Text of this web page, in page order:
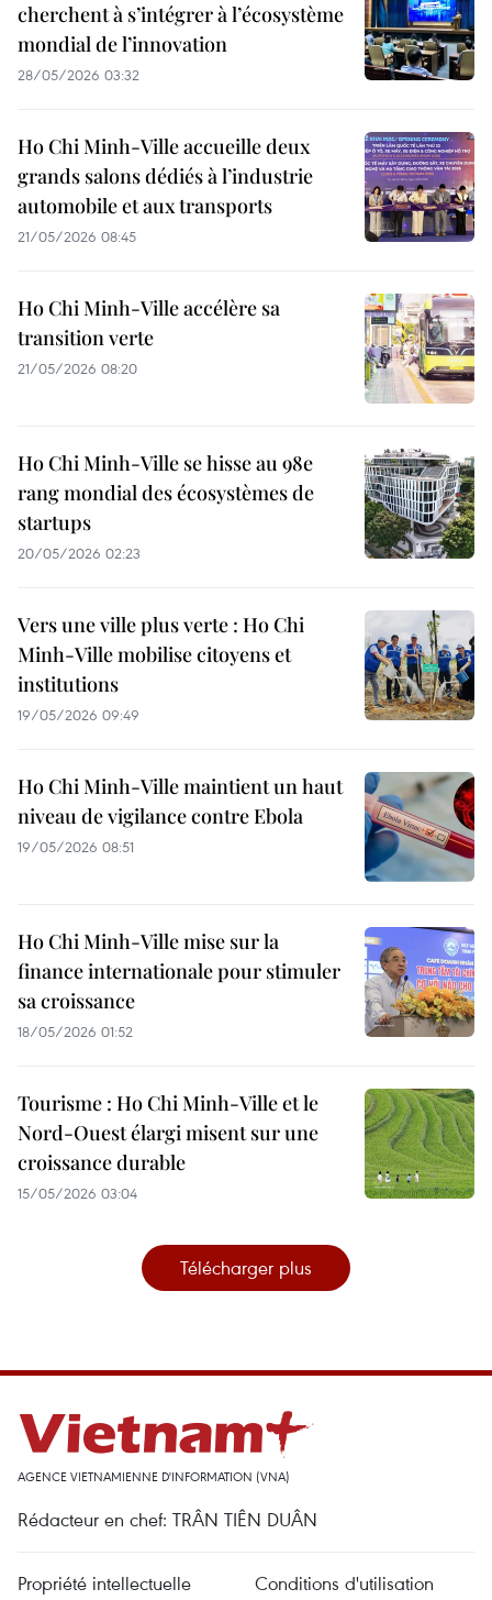
cherchent à s’intégrer à l’écosystème
mondial de l’innovation
28/05/2026 03:32
Ho Chi Minh-Ville accueille deux
grands salons dédiés à l’industrie
automobile et aux transports
21/05/2026 08:45
Ho Chi Minh-Ville accélère sa
transition verte
21/05/2026 08:20
Ho Chi Minh-Ville se hisse au 98e
rang mondial des écosystèmes de
startups
20/05/2026 02:23
Vers une ville plus verte : Ho Chi
Minh-Ville mobilise citoyens et
institutions
19/05/2026 09:49
Ho Chi Minh-Ville maintient un haut
niveau de vigilance contre Ebola
19/05/2026 08:51
Ho Chi Minh-Ville mise sur la
finance internationale pour stimuler
sa croissance
18/05/2026 01:52
Tourisme : Ho Chi Minh-Ville et le
Nord-Ouest élargi misent sur une
croissance durable
15/05/2026 03:04
Télécharger plus
AGENCE VIETNAMIENNE D'INFORMATION (VNA)
Rédacteur en chef: TRÂN TIÊN DUÂN
Propriété intellectuelle Conditions d'utilisation